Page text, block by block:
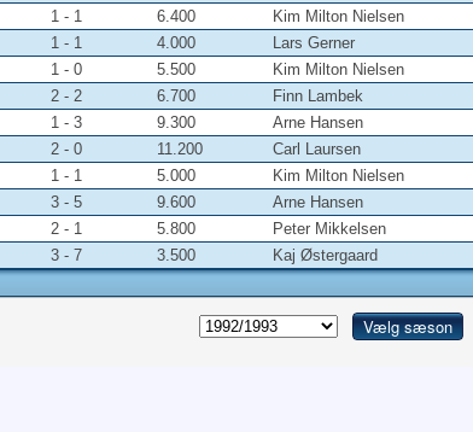
1 - 1 6.400
Kim Milton Nielsen
1 - 1 4.000
Lars Gerner
1 - 0 5.500
Kim Milton Nielsen
2 - 2 6.700
Finn Lambek
1 - 3 9.300
Arne Hansen
2 - 0 11.200
Carl Laursen
1 - 1 5.000
Kim Milton Nielsen
3 - 5 9.600
Arne Hansen
2 - 1 5.800
Peter Mikkelsen
3 - 7 3.500 Kaj Østergaard